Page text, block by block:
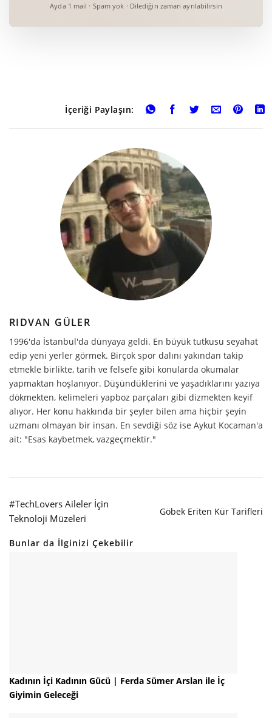
Ayda 1 mail · Spam yok · Dilediğin zaman ayrılabilirsin
İçeriği Paylaşın:
RIDVAN GÜLER
1996'da İstanbul'da dünyaya geldi. En büyük tutkusu seyahat
edip yeni yerler görmek. Birçok spor dalını yakından takip
etmekle birlikte, tarih ve felsefe gibi konularda okumalar
yapmaktan hoşlanıyor. Düşündüklerini ve yaşadıklarını yazıya
dökmekten, kelimeleri yapboz parçaları gibi dizmekten keyif
alıyor. Her konu hakkında bir şeyler bilen ama hiçbir şeyin
uzmanı olmayan bir insan. En sevdiği söz ise Aykut Kocaman'a
ait: "Esas kaybetmek, vazgeçmektir."
#TechLovers Aileler İçin
Teknoloji Müzeleri
Göbek Eriten Kür Tarifleri
Bunlar da İlginizi Çekebilir
Kadının İçi Kadının Gücü | Ferda Sümer Arslan ile İç
Giyimin Geleceği